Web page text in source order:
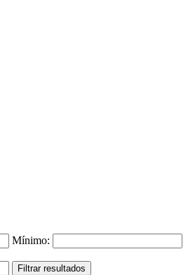
Mínimo:
Filtrar resultados